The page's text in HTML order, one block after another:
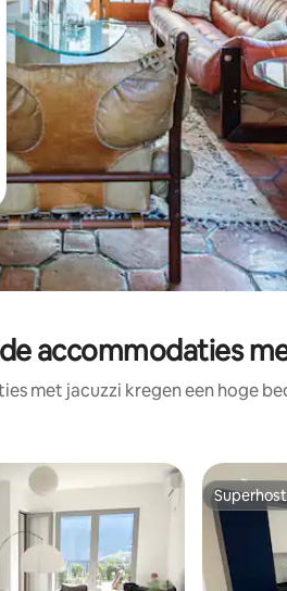
accommodaties
met jacuzzi kregen een hoge
Superhost
Superhost